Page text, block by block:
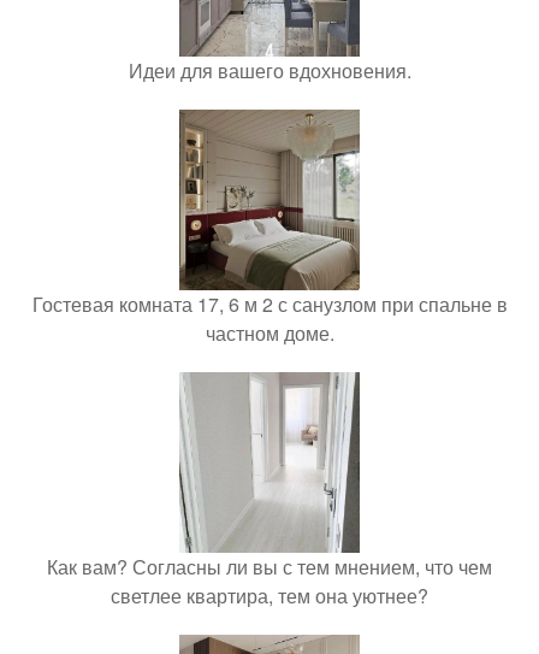
Идеи для вашего вдохновения.
Гостевая комната 17, 6 м 2 с санузлом при спальне в
частном доме.
Как вам? Согласны ли вы с тем мнением, что чем
светлее квартира, тем она уютнее?